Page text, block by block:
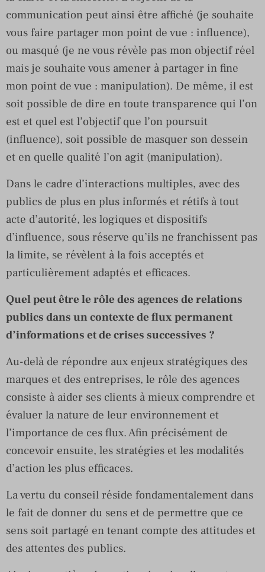
communication peut ainsi être affiché (je souhaite
vous faire partager mon point de vue : influence),
ou masqué (je ne vous révèle pas mon objectif réel
mais je souhaite vous amener à partager in fine
mon point de vue : manipulation). De même, il est
soit possible de dire en toute transparence qui l’on
est et quel est l’objectif que l’on poursuit
(influence), soit possible de masquer son dessein
et en quelle qualité l’on agit (manipulation).
Dans le cadre d’interactions multiples, avec des
publics de plus en plus informés et rétifs à tout
acte d’autorité, les logiques et dispositifs
d’influence, sous réserve qu’ils ne franchissent pas
la limite, se révèlent à la fois acceptés et
particulièrement adaptés et efficaces.
Quel peut être le rôle des agences de relations
publics dans un contexte de flux permanent
d’informations et de crises successives ?
Au-delà de répondre aux enjeux stratégiques des
marques et des entreprises, le rôle des agences
consiste à aider ses clients à mieux comprendre et
évaluer la nature de leur environnement et
l’importance de ces flux. Afin précisément de
concevoir ensuite, les stratégies et les modalités
d’action les plus efficaces.
La vertu du conseil réside fondamentalement dans
le fait de donner du sens et de permettre que ce
sens soit partagé en tenant compte des attitudes et
des attentes des publics.